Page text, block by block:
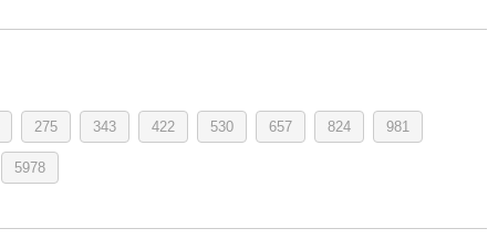
275 343 422 530 657 824 981
5978